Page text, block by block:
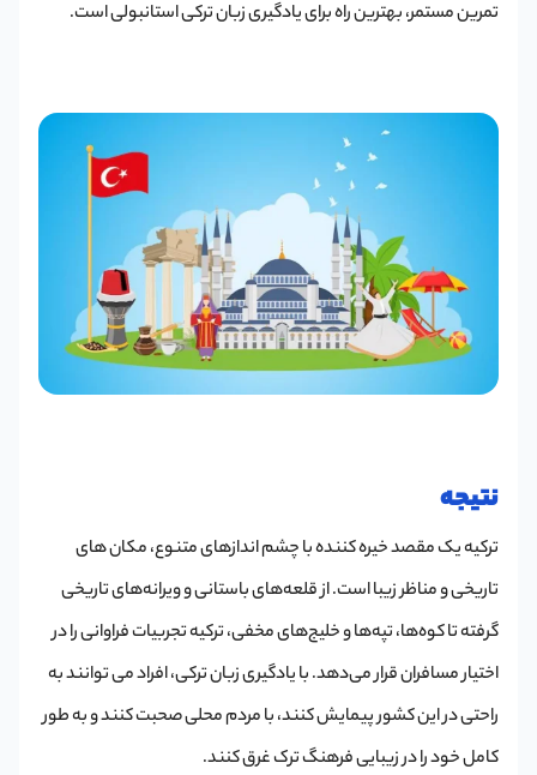
تمرین مستمر، بهترین راه برای یادگیری زبان ترکی استانبولی است.
نتیجه
ترکیه یک مقصد خیره کننده با چشم اندازهای متنوع، مکان های
تاریخی و مناظر زیبا است. از قلعه‌های باستانی و ویرانه‌های تاریخی
گرفته تا کوه‌ها، تپه‌ها و خلیج‌های مخفی، ترکیه تجربیات فراوانی را در
اختیار مسافران قرار می‌دهد. با یادگیری زبان ترکی، افراد می توانند به
راحتی در این کشور پیمایش کنند، با مردم محلی صحبت کنند و به طور
کامل خود را در زیبایی فرهنگ ترک غرق کنند.